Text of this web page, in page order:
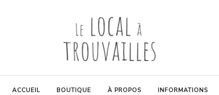
ACCUEIL BOUTIQUE À PROPOS INFORMATIONS